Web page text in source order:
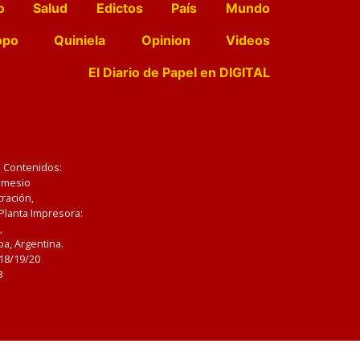
Salud Edictos País
Mundo
Quiniela Opinion
Videos
El Diario de Papel en DIGITAL
Impresora:
Argentina.
19/20